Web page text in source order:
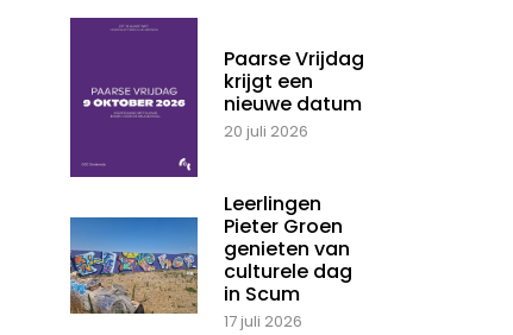
Paarse Vrijdag
krijgt een
nieuwe datum
20 juli 2026
Leerlingen
Pieter Groen
genieten van
culturele dag
in Scum
17 juli 2026